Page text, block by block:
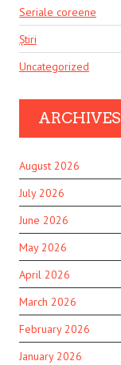
Seriale coreene
Știri
Uncategorized
ARCHIVES
August 2026
July 2026
June 2026
May 2026
April 2026
March 2026
February 2026
January 2026